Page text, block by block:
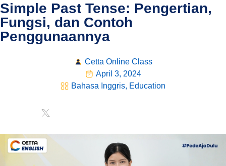
Simple Past Tense: Pengertian,
Fungsi, dan Contoh
Penggunaannya
Cetta Online Class
April 3, 2024
Bahasa Inggris, Education